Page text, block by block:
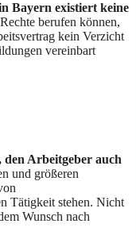
Bayern existiert keine
berufen können,
kein Verzicht
vereinbart
den Arbeitgeber auch
und größeren
Tätigkeit stehen. Nicht
Wunsch nach